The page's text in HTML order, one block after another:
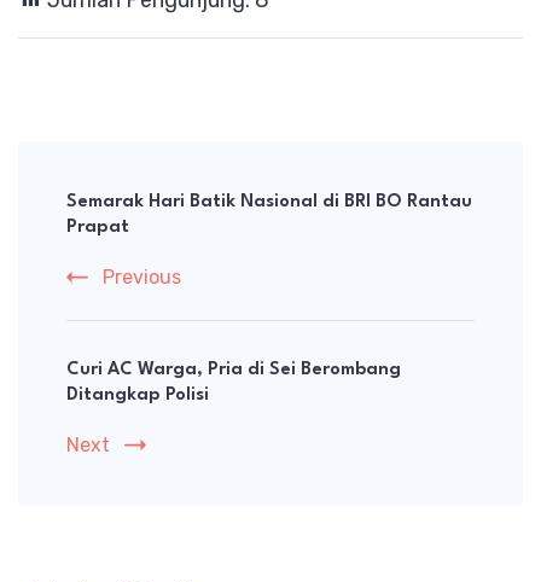
Navigation
Semarak Hari Batik Nasional di BRI BO Rantau
Prapat
Previous
Curi AC Warga, Pria di Sei Berombang
Ditangkap Polisi
Next